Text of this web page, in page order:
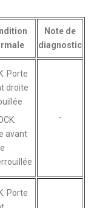
Note de
diagnostic
Porte
droite
avant
-
Porte